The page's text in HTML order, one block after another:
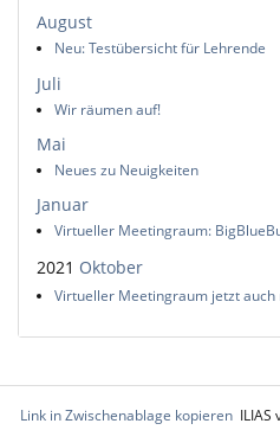
August
Neu: Testübersicht für Lehrende
Juli
Wir räumen auf!
Mai
Neues zu Neuigkeiten
Januar
Virtueller Meetingraum:
2021 Oktober
Virtueller Meetingraum jetzt auch
Link in Zwischenablage kopieren ILIAS